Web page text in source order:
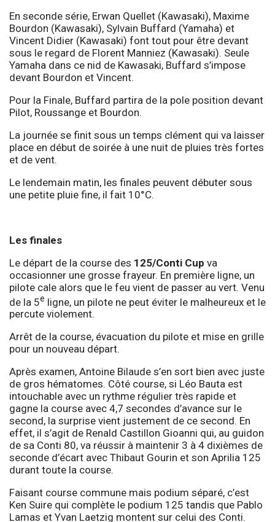
En seconde série, Erwan Quellet (Kawasaki), Maxime
Bourdon (Kawasaki), Sylvain Buffard (Yamaha) et
Vincent Didier (Kawasaki) font tout pour être devant
sous le regard de Florent Manniez (Kawasaki). Seule
Yamaha dans ce nid de Kawasaki, Buffard s’impose
devant Bourdon et Vincent.
Pour la Finale, Buffard partira de la pole position devant
Pilot, Roussange et Bourdon.
La journée se finit sous un temps clément qui va laisser
place en début de soirée à une nuit de pluies très fortes
et de vent.
Le lendemain matin, les finales peuvent débuter sous
une petite pluie fine, il fait 10°C.
Les finales
Le départ de la course des 125/Conti Cup va
occasionner une grosse frayeur. En première ligne, un
pilote cale alors que le feu vient de passer au vert. Venu
de la 5e ligne, un pilote ne peut éviter le malheureux et le
percute violement.
Arrêt de la course, évacuation du pilote et mise en grille
pour un nouveau départ.
Après examen, Antoine Bilaude s’en sort bien avec juste
de gros hématomes. Côté course, si Léo Bauta est
intouchable avec un rythme régulier très rapide et
gagne la course avec 4,7 secondes d’avance sur le
second, la surprise vient justement de ce second. En
effet, il s’agit de Renald Castillon Gioanni qui, au guidon
de sa Conti 80, va réussir à maintenir 3 à 4 dixièmes de
seconde d’écart avec Thibaut Gourin et son Aprilia 125
durant toute la course.
Faisant course commune mais podium séparé, c’est
Ken Suire qui complète le podium 125 tandis que Pablo
Lamas et Yvan Laetzig montent sur celui des Conti.